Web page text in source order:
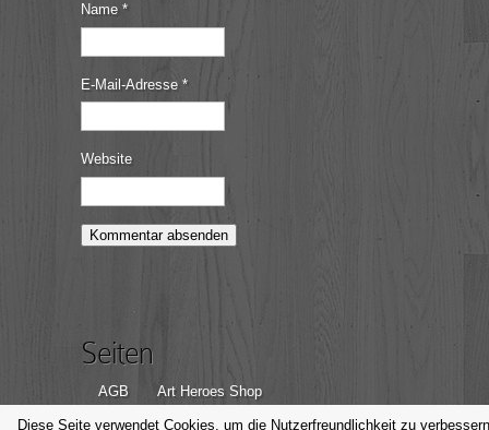
Name *
E-Mail-Adresse *
Website
Seiten
AGB
Art Heroes Shop
Datenschutzerklärung
Disclaimer
Diese Seite verwendet Cookies, um die Nutzerfreundlichkeit zu